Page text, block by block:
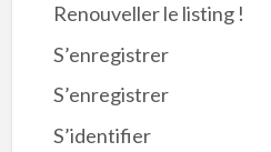
Renouveller le listing !
S’enregistrer
S’enregistrer
S’identifier